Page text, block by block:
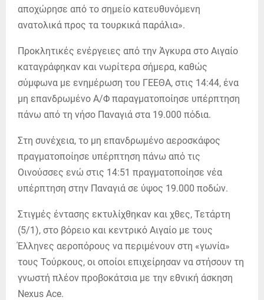
αποχώρησε από το σημείο κατευθυνόμενη
ανατολικά προς τα τουρκικά παράλια».
Προκλητικές ενέργειες από την Άγκυρα στο Αιγαίο
καταγράφηκαν και νωρίτερα σήμερα, καθώς
σύμφωνα με ενημέρωση του ΓΕΕΘΑ, στις 14:44, ένα
μη επανδρωμένο Α/Φ παραγματοποίησε υπέρπτηση
πάνω από τη νήσο Παναγιά στα 19.000 πόδια.
Στη συνέχεια, το μη επανδρωμένο αεροσκάφος
πραγματοποίησε υπέρπτηση πάνω από τις
Οινούσσες ενώ στις 14:51 πραγματοποίησε νέα
υπέρπτηση στην Παναγιά σε ύψος 19.000 ποδών.
Στιγμές έντασης εκτυλίχθηκαν και χθες, Τετάρτη
(5/1), στο βόρειο και κεντρικό Αιγαίο με τους
Έλληνες αεροπόρους να περιμένουν στη «γωνία»
τους Τούρκους, οι οποίοι επιχείρησαν να στήσουν τη
γνωστή πλέον προβοκάτσια με την εθνική άσκηση
Nexus Ace.